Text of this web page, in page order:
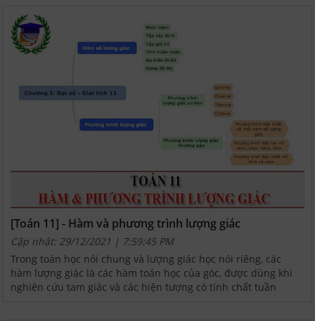
[Toán 11] - Hàm và phương trình lượng giác
Cập nhật: 29/12/2021 | 7:59:45 PM
Trong toán học nói chung và lượng giác học nói riêng, các
hàm lượng giác là các hàm toán học của góc, được dùng khi
nghiên cứu tam giác và các hiện tượng có tính chất tuần